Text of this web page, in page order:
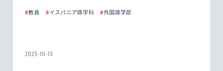
#教員 #イスパニア語学科 #外国語学部
2025-10-13